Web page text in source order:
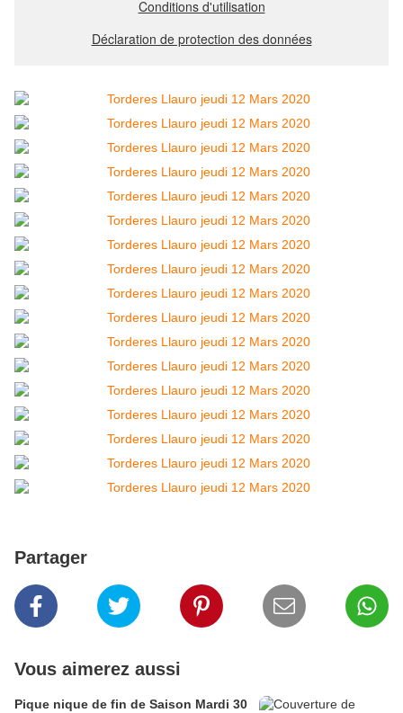
Partager
Vous aimerez aussi
Pique nique de fin de Saison Mardi 30